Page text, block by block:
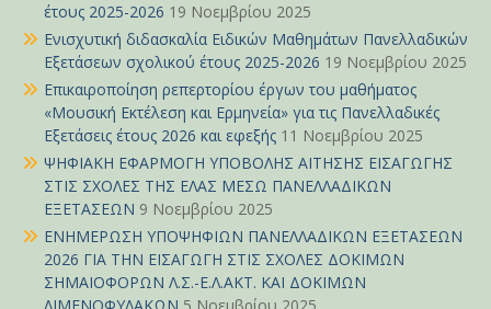
έτους 2025-2026 19 Νοεμβρίου 2025
Ενισχυτική διδασκαλία Ειδικών Μαθημάτων Πανελλαδικών
Εξετάσεων σχολικού έτους 2025-2026 19 Νοεμβρίου 2025
Επικαιροποίηση ρεπερτορίου έργων του μαθήματος
«Μουσική Εκτέλεση και Ερμηνεία» για τις Πανελλαδικές
Εξετάσεις έτους 2026 και εφεξής 11 Νοεμβρίου 2025
ΨΗΦΙΑΚΗ ΕΦΑΡΜΟΓΗ ΥΠΟΒΟΛΗΣ ΑΙΤΗΣΗΣ ΕΙΣΑΓΩΓΗΣ
ΣΤΙΣ ΣΧΟΛΕΣ ΤΗΣ ΕΛΑΣ ΜΕΣΩ ΠΑΝΕΛΛΑΔΙΚΩΝ
ΕΞΕΤΑΣΕΩΝ 9 Νοεμβρίου 2025
ΕΝΗΜΕΡΩΣΗ ΥΠΟΨΗΦΙΩΝ ΠΑΝΕΛΛΑΔΙΚΩΝ ΕΞΕΤΑΣΕΩΝ
2026 ΓΙΑ ΤΗΝ ΕΙΣΑΓΩΓΗ ΣΤΙΣ ΣΧΟΛΕΣ ΔΟΚΙΜΩΝ
ΣΗΜΑΙΟΦΟΡΩΝ Λ.Σ.-Ε.Λ.ΑΚΤ. ΚΑΙ ΔΟΚΙΜΩΝ